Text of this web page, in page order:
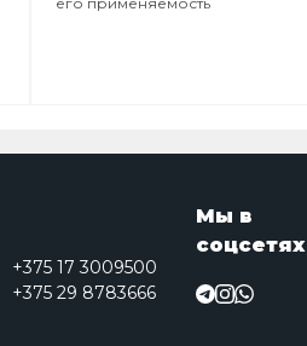
+375 17 3009500
+375 29 8783666
Мы в
соцсетях